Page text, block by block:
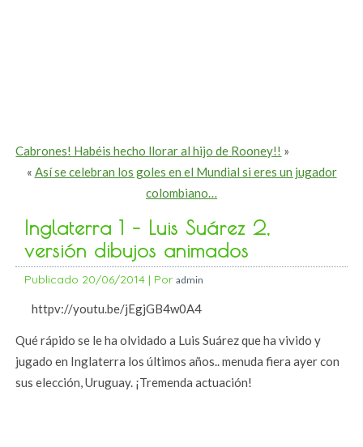
Cabrones! Habéis hecho llorar al hijo de Rooney!! »
« Así se celebran los goles en el Mundial si eres un jugador
colombiano…
Inglaterra 1 – Luis Suárez 2,
versión dibujos animados
Publicado 20/06/2014 | Por admin
httpv://youtu.be/jEgjGB4w0A4
Qué rápido se le ha olvidado a Luis Suárez que ha vivido y
jugado en Inglaterra los últimos años.. menuda fiera ayer con
sus elección, Uruguay. ¡Tremenda actuación!